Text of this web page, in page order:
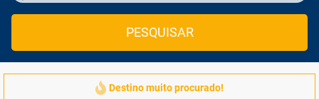
PESQUISAR
Destino muito procurado!